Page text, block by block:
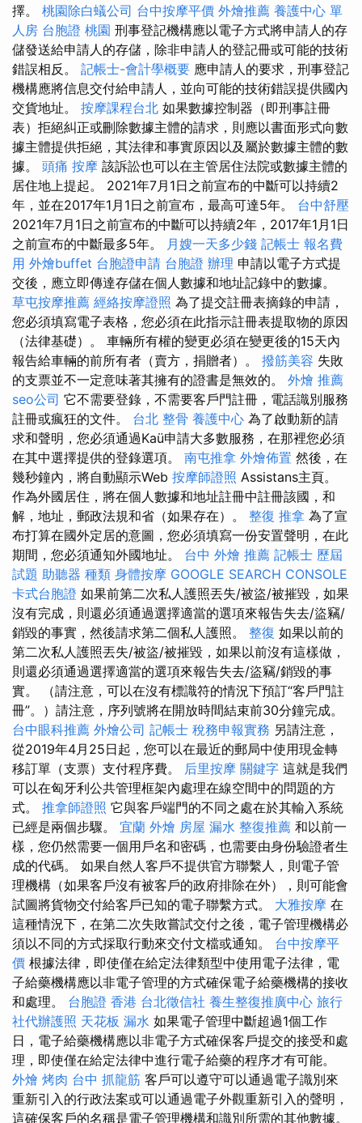
擇。 桃園除白蟻公司 台中按摩平價 外燴推薦 養護中心 單
人房 台胞證 桃園 刑事登記機構應以電子方式將申請人的存
儲發送給申請人的存儲，除非申請人的登記冊或可能的技術
錯誤相反。 記帳士-會計學概要 應申請人的要求，刑事登記
機構應將信息交付給申請人，並向可能的技術錯誤提供國內
交貨地址。 按摩課程台北 如果數據控制器（即刑事註冊
表）拒絕糾正或刪除數據主體的請求，則應以書面形式向數
據主體提供拒絕，其法律和事實原因以及屬於數據主體的數
據。 頭痛 按摩 該訴訟也可以在主管居住法院或數據主體的
居住地上提起。 2021年7月1日之前宣布的中斷可以持續2
年，並在2017年1月1日之前宣布，最高可達5年。 台中舒壓
2021年7月1日之前宣布的中斷可以持續2年，2017年1月1日
之前宣布的中斷最多5年。 月嫂一天多少錢 記帳士 報名費
用 外燴buffet 台胞證申請 台胞證 辦理 申請以電子方式提
交後，應立即傳達存儲在個人數據和地址記錄中的數據。
草屯按摩推薦 經絡按摩證照 為了提交註冊表摘錄的申請，
您必須填寫電子表格，您必須在此指示註冊表提取物的原因
（法律基礎）。 車輛所有權的變更必須在變更後的15天內
報告給車輛的前所有者（賣方，捐贈者）。 撥筋美容 失敗
的支票並不一定意味著其擁有的證書是無效的。 外燴 推薦
seo公司 它不需要登錄，不需要客戶門註冊，電話識別服務
註冊或瘋狂的文件。 台北 整骨 養護中心 為了啟動新的請
求和聲明，您必須通過Kaü申請大多數服務，在那裡您必須
在其中選擇提供的登錄選項。 南屯推拿 外燴佈置 然後，在
幾秒鐘內，將自動顯示Web 按摩師證照 Assistans主頁。
作為外國居住，將在個人數據和地址註冊中註冊該國，和
解，地址，郵政法規和省（如果存在）。 整復 推拿 為了宣
布打算在國外定居的意圖，您必須填寫一份安置聲明，在此
期間，您必須通知外國地址。 台中 外燴 推薦 記帳士 歷屆
試題 助聽器 種類 身體按摩 GOOGLE SEARCH CONSOLE
卡式台胞證 如果前第二次私人護照丟失/被盜/被摧毀，如果
沒有完成，則還必須通過選擇適當的選項來報告失去/盜竊/
銷毀的事實，然後請求第二個私人護照。 整復 如果以前的
第二次私人護照丟失/被盜/被摧毀，如果以前沒有這樣做，
則還必須通過選擇適當的選項來報告失去/盜竊/銷毀的事
實。 （請注意，可以在沒有標識符的情況下預訂“客戶門註
冊”。）請注意，序列號將在開放時間結束前30分鐘完成。
台中眼科推薦 外燴公司 記帳士 稅務申報實務 另請注意，
從2019年4月25日起，您可以在最近的郵局中使用現金轉
移訂單（支票）支付程序費。 后里按摩 關鍵字 這就是我們
可以在匈牙利公共管理框架內處理在線空間中的問題的方
式。 推拿師證照 它與客戶端門的不同之處在於其輸入系統
已經是兩個步驟。 宜蘭 外燴 房屋 漏水 整復推薦 和以前一
樣，您仍然需要一個用戶名和密碼，也需要由身份驗證者生
成的代碼。 如果自然人客戶不提供官方聯繫人，則電子管
理機構（如果客戶沒有被客戶的政府排除在外），則可能會
試圖將貨物交付給客戶已知的電子聯繫方式。 大雅按摩 在
這種情況下，在第二次失敗嘗試交付之後，電子管理機構必
須以不同的方式採取行動來交付文檔或通知。 台中按摩平
價 根據法律，即使僅在給定法律類型中使用電子法律，電
子給藥機構應以非電子管理的方式確保電子給藥機構的接收
和處理。 台胞證 香港 台北徵信社 養生整復推廣中心 旅行
社代辦護照 天花板 漏水 如果電子管理中斷超過1個工作
日，電子給藥機構應以非電子方式確保客戶提交的接受和處
理，即使僅在給定法律中進行電子給藥的程序才有可能。
外燴 烤肉 台中 抓龍筋 客戶可以遵守可以通過電子識別來
重新引入的行政法案或可以通過電子外觀重新引入的聲明，
這確保客戶的名稱是電子管理機構和識別所需的其他數據。